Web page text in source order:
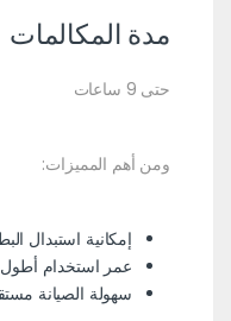
مدة المكالمات
حتى 9 ساعات
ومن أهم المميزات:
إمكانية استبدال
عمر استخدام أطول
سهولة الصيانة